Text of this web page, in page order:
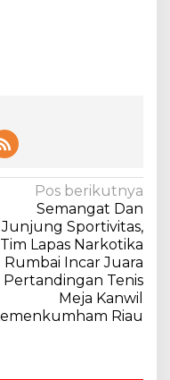
Pos berikutnya
Semangat Dan
Junjung Sportivitas,
Tim Lapas Narkotika
Rumbai Incar Juara
Pertandingan Tenis
Meja Kanwil
Riau